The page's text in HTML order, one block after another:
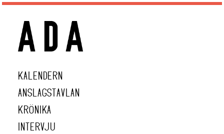
KALENDERN
ANSLAGSTAVLAN
KRÖNIKA
INTERVJU